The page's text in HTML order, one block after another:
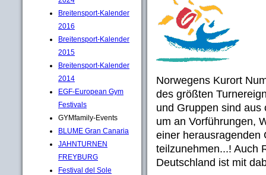
Breitensport-Kalender
2016
Breitensport-Kalender
2015
Breitensport-Kalender
2014
EGF-European Gym
Festivals
GYMfamily-Events
BLUME Gran Canaria
JAHNTURNEN
FREYBURG
Festival del Sole
Norwegens Kurort
des größten
und Gruppen sind
um an Vorführungen,
einer herausragenden
teilzunehmen...! Auch
Deutschland ist mit